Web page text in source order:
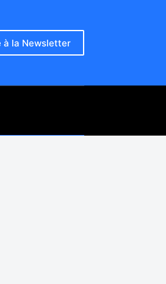
à la Newsletter